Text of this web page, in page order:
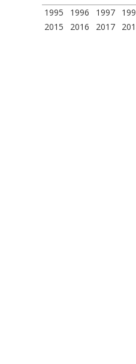
1995 1996 1997
2015
2016 2017